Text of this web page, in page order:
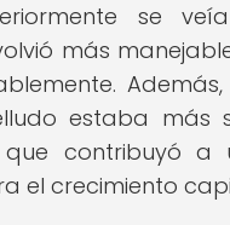
se
más
estaba más
contribuyó a
el crecimiento